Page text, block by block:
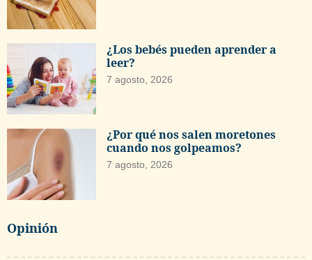
¿Los bebés pueden aprender a
leer?
7 agosto, 2026
¿Por qué nos salen moretones
cuando nos golpeamos?
7 agosto, 2026
Opinión